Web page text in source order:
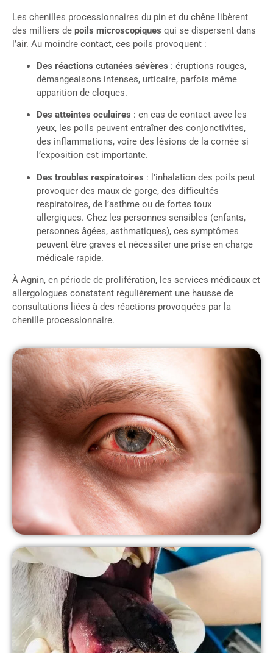
Les chenilles processionnaires du pin et du chêne libèrent
des milliers de poils microscopiques qui se dispersent dans
l’air. Au moindre contact, ces poils provoquent :
Des réactions cutanées sévères : éruptions rouges,
démangeaisons intenses, urticaire, parfois même
apparition de cloques.
Des atteintes oculaires : en cas de contact avec les
yeux, les poils peuvent entraîner des conjonctivites,
des inflammations, voire des lésions de la cornée si
l’exposition est importante.
Des troubles respiratoires : l’inhalation des poils peut
provoquer des maux de gorge, des difficultés
respiratoires, de l’asthme ou de fortes toux
allergiques. Chez les personnes sensibles (enfants,
personnes âgées, asthmatiques), ces symptômes
peuvent être graves et nécessiter une prise en charge
médicale rapide.
À Agnin, en période de prolifération, les services médicaux et
allergologues constatent régulièrement une hausse de
consultations liées à des réactions provoquées par la
chenille processionnaire.